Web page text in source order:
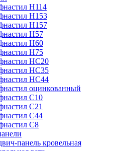
Н114
Н153
Н157
Н57
Н60
Н75
НС20
НС35
НС44
оцинкованный
С10
С21
С44
С8
панель кровельная